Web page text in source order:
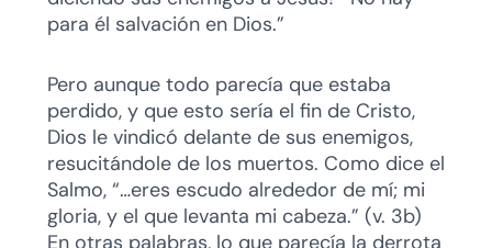
para él salvación en Dios.”
Pero aunque todo parecía que estaba
perdido, y que esto sería el fin de Cristo,
Dios le vindicó delante de sus enemigos,
resucitándole de los muertos. Como dice el
Salmo, “…eres escudo alrededor de mí; mi
gloria, y el que levanta mi cabeza.” (v. 3b)